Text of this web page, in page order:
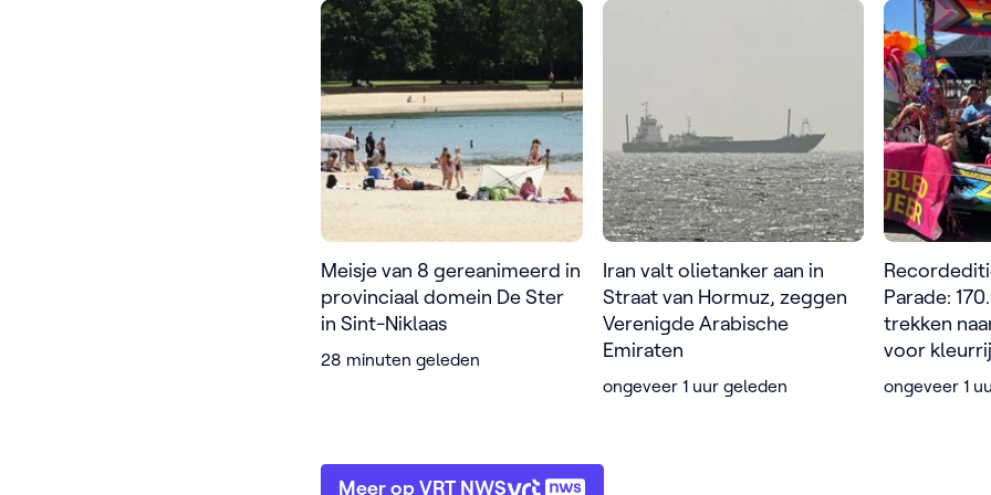
Meisje van 8 gereanimeerd in
provinciaal domein De Ster
in Sint-Niklaas
28 minuten geleden
Iran valt olietanker aan in
Straat van Hormuz, zeggen
Verenigde Arabische
Emiraten
ongeveer 1 uur geleden
Parade:
trekken
voor
ongeveer 1
Meer op VRT NWS